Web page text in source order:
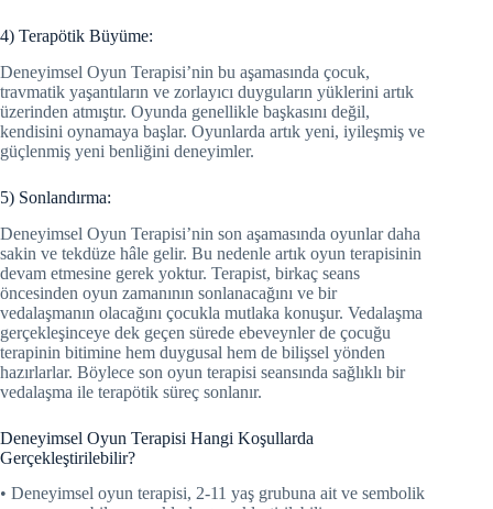
4) Terapötik Büyüme:
Deneyimsel Oyun Terapisi’nin bu aşamasında çocuk,
travmatik yaşantıların ve zorlayıcı duyguların yüklerini artık
üzerinden atmıştır. Oyunda genellikle başkasını değil,
kendisini oynamaya başlar. Oyunlarda artık yeni, iyileşmiş ve
güçlenmiş yeni benliğini deneyimler.
5) Sonlandırma:
Deneyimsel Oyun Terapisi’nin son aşamasında oyunlar daha
sakin ve tekdüze hâle gelir. Bu nedenle artık oyun terapisinin
devam etmesine gerek yoktur. Terapist, birkaç seans
öncesinden oyun zamanının sonlanacağını ve bir
vedalaşmanın olacağını çocukla mutlaka konuşur. Vedalaşma
gerçekleşinceye dek geçen sürede ebeveynler de çocuğu
terapinin bitimine hem duygusal hem de bilişsel yönden
hazırlarlar. Böylece son oyun terapisi seansında sağlıklı bir
vedalaşma ile terapötik süreç sonlanır.
Deneyimsel Oyun Terapisi Hangi Koşullarda
Gerçekleştirilebilir?
• Deneyimsel oyun terapisi, 2-11 yaş grubuna ait ve sembolik